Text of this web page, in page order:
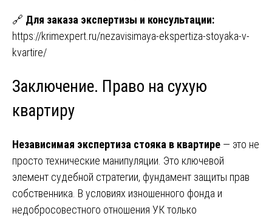
🔗 Для заказа экспертизы и консультации:
https://krimexpert.ru/nezavisimaya-ekspertiza-stoyaka-v-
kvartire/
Заключение. Право на сухую
квартиру
Независимая экспертиза стояка в квартире — это не
просто технические манипуляции. Это ключевой
элемент судебной стратегии, фундамент защиты прав
собственника. В условиях изношенного фонда и
недобросовестного отношения УК только